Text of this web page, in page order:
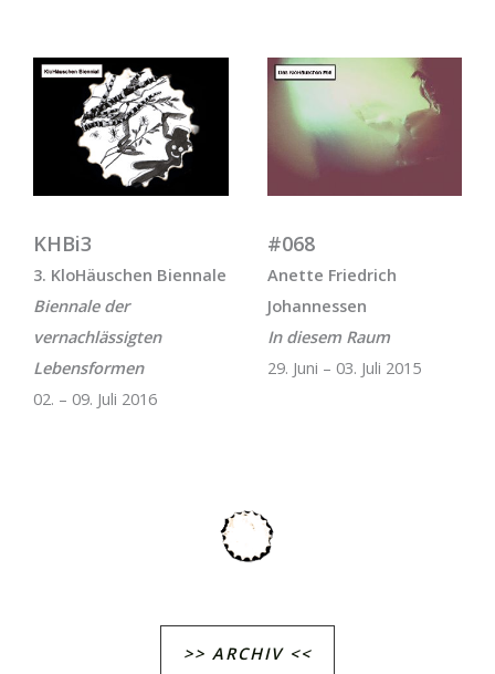
KHBi3
3. KloHäuschen Biennale
Biennale der
vernachlässigten
Lebensformen
02. – 09. Juli 2016
#068
Anette Friedrich
Johannessen
In diesem Raum
29. Juni – 03. Juli 2015
>> ARCHIV <<